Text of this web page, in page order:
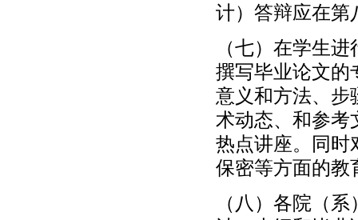
计）答辩应在第
（七）在学生
撰写毕业论文的
意义和方法、步
术动态、和参考
热点讲座。同时
保密等方面的教
（八）各院（